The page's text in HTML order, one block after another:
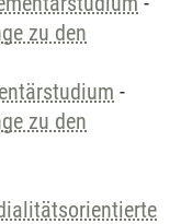
zu den
-
zu den